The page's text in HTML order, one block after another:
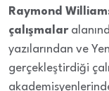
Raymond
çalışmalar
yazılarından ve
gerçekleştirdiği